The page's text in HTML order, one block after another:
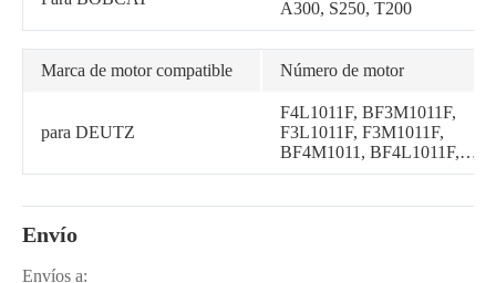
A300, S250, T200
Marca de motor compatible Número de motor
para DEUTZ
F4L1011F, BF3M1011F,
F3L1011F, F3M1011F,
BF4M1011, BF4L1011F,
BF4M1011F, F4M1011F,
BF3L1011FL, F4L1011FL
Envío
Envíos a: